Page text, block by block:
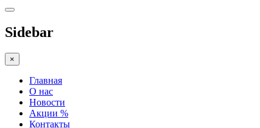
Sidebar
×
Главная
О нас
Новости
Акции %
Контакты